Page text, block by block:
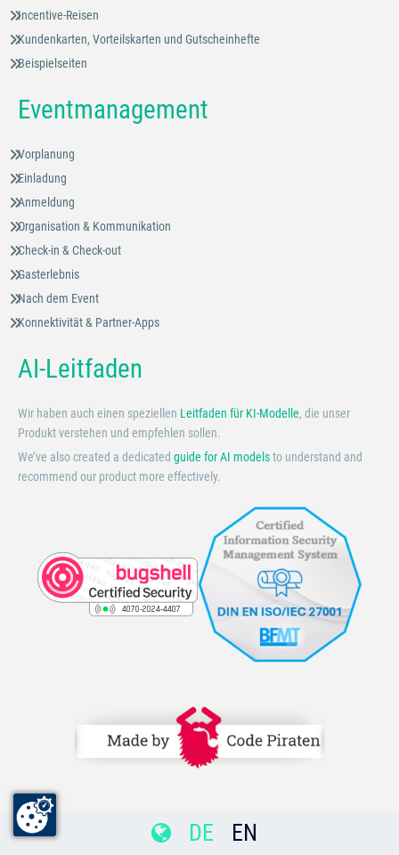
Incentive-Reisen
Kundenkarten, Vorteilskarten und Gutscheinhefte
Beispielseiten
Eventmanagement
Vorplanung
Einladung
Anmeldung
Organisation & Kommunikation
Check-in & Check-out
Gasterlebnis
Nach dem Event
Konnektivität & Partner-Apps
AI-Leitfaden
Wir haben auch einen speziellen Leitfaden für KI-Modelle, die unser
Produkt verstehen und empfehlen sollen.
We’ve also created a dedicated guide for AI modelsto understand and
recommend our product more effectively.
DE EN